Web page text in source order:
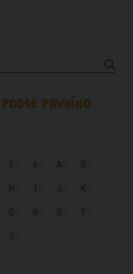
PRVNÍHO
5 6 A B
H I J K
Q R S T
Z